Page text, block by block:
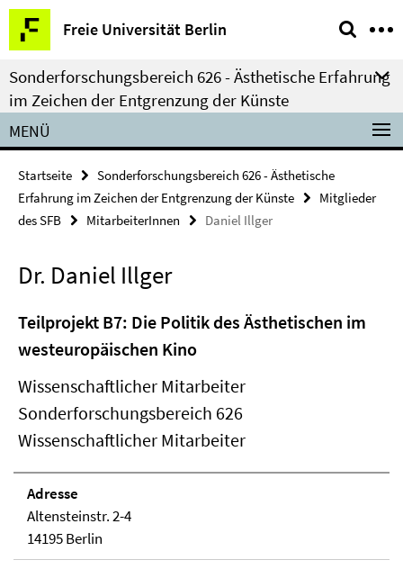
Springe
direkt
zu
Inhalt
Freie Universität Berlin
Service-
Navigation
Sonderforschungsbereich 626 - Ästhetische Erfahrung
im Zeichen der Entgrenzung der Künste
MENÜ
Startseite
Sonderforschungsbereich 626 - Ästhetische
Erfahrung im Zeichen der Entgrenzung der Künste
Mitglieder
des SFB
MitarbeiterInnen Daniel Illger
Dr. Daniel Illger
Teilprojekt B7: Die Politik des Ästhetischen im
westeuropäischen Kino
Wissenschaftlicher Mitarbeiter
Sonderforschungsbereich 626
Wissenschaftlicher Mitarbeiter
Adresse
Altensteinstr. 2-4
14195 Berlin